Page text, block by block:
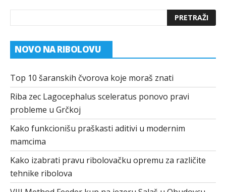
NOVO NA RIBOLOVU
Top 10 šaranskih čvorova koje moraš znati
Riba zec Lagocephalus sceleratus ponovo pravi
probleme u Grčkoj
Kako funkcionišu praškasti aditivi u modernim
mamcima
Kako izabrati pravu ribolovačku opremu za različite
tehnike ribolova